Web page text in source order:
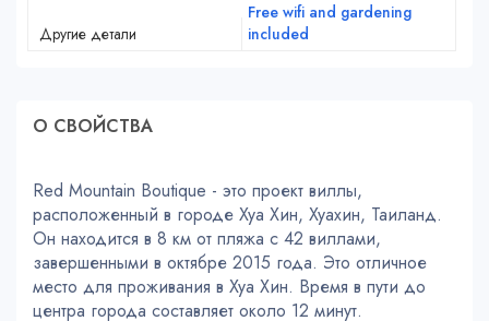
Другие детали
Free wifi and gardening
included
О СВОЙСТВA
Red Mountain Boutique - это проект виллы,
расположенный в городе Хуа Хин, Хуахин, Таиланд.
Он находится в 8 км от пляжа с 42 виллами,
завершенными в октябре 2015 года. Это отличное
место для проживания в Хуа Хин. Время в пути до
центра города составляет около 12 минут.